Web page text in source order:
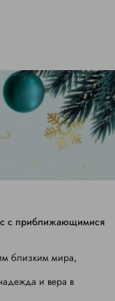
с приближающимися
близким мира,
и вера в